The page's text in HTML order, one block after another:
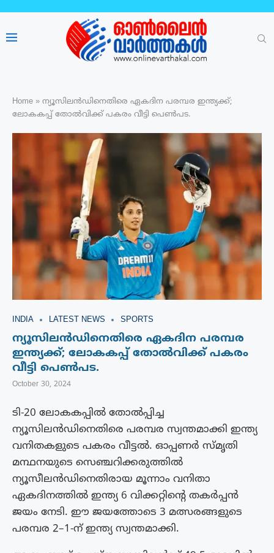
Home » ന്യൂസിലന്‍ഡിനെതിരെ ഏകദിന പരമ്പര ഇന്ത്യക്ക്;
ലോകകപ്പ് തോൽവിക്ക് പകരം വീട്ടി പെൺപട.
INDIA LATEST NEWS SPORTS
ന്യൂസിലന്‍ഡിനെതിരെ ഏകദിന പരമ്പര
ഇന്ത്യക്ക്; ലോകകപ്പ് തോൽവിക്ക് പകരം
വീട്ടി പെൺപട.
October 30, 2024
ടി-20 ലോകകപ്പിൽ തോൽപ്പിച്ച
ന്യൂസിലൻഡിനെതിരെ പരമ്പര സ്വന്തമാക്കി ഇന്ത്യ
വനിതകളുടെ പകരം വീട്ടൽ. ഓപ്പണർ സ്മൃതി
മന്ഥനയുടെ സെഞ്ചറിക്കരുത്തിൽ
ന്യൂസീലൻഡിനെതിരായ മൂന്നാം വനിതാ
ഏകദിനത്തിൽ ഇന്ത്യ 6 വിക്കറ്റിന്റെ തകർപ്പൻ
ജയം നേടി. ഈ ജയത്തോടെ 3 മത്സരങ്ങളുടെ
പരമ്പര 2–1-ന് ഇന്ത്യ സ്വന്തമാക്കി.